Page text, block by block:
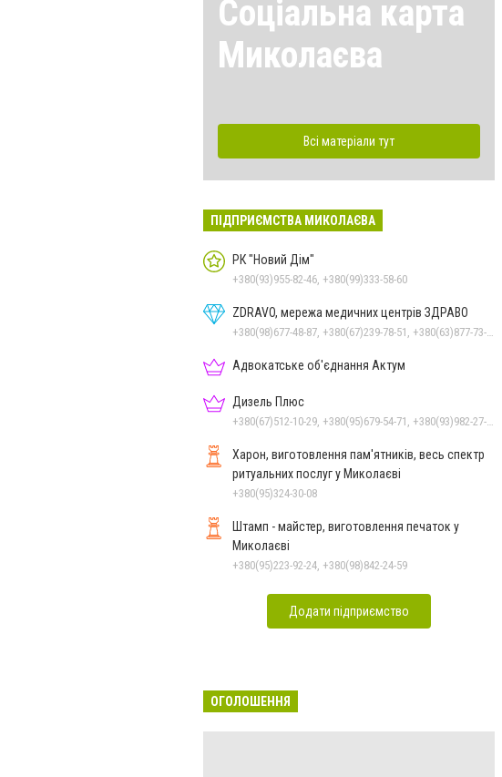
Соціальна карта
Миколаєва
Всі матеріали тут
ПІДПРИЄМСТВА МИКОЛАЄВА
РК "Новий Дім"
+380(93)955-82-46, +380(99)333-58-60
ZDRAVO, мережа медичних центрів ЗДРАВО
Адвокатське об'єднання Актум
Дизель Плюс
Харон, виготовлення пам'ятників, весь спектр
ритуальних послуг у Миколаєві
+380(95)324-30-08
Штамп - майстер, виготовлення печаток у
Миколаєві
+380(95)223-92-24, +380(98)842-24-59
Додати підприємство
ОГОЛОШЕННЯ